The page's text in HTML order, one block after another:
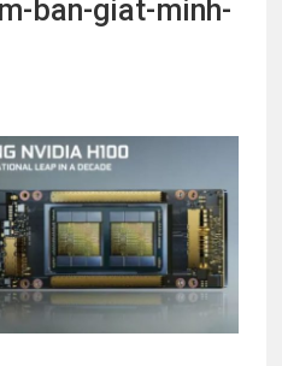
ban-giat-minh-